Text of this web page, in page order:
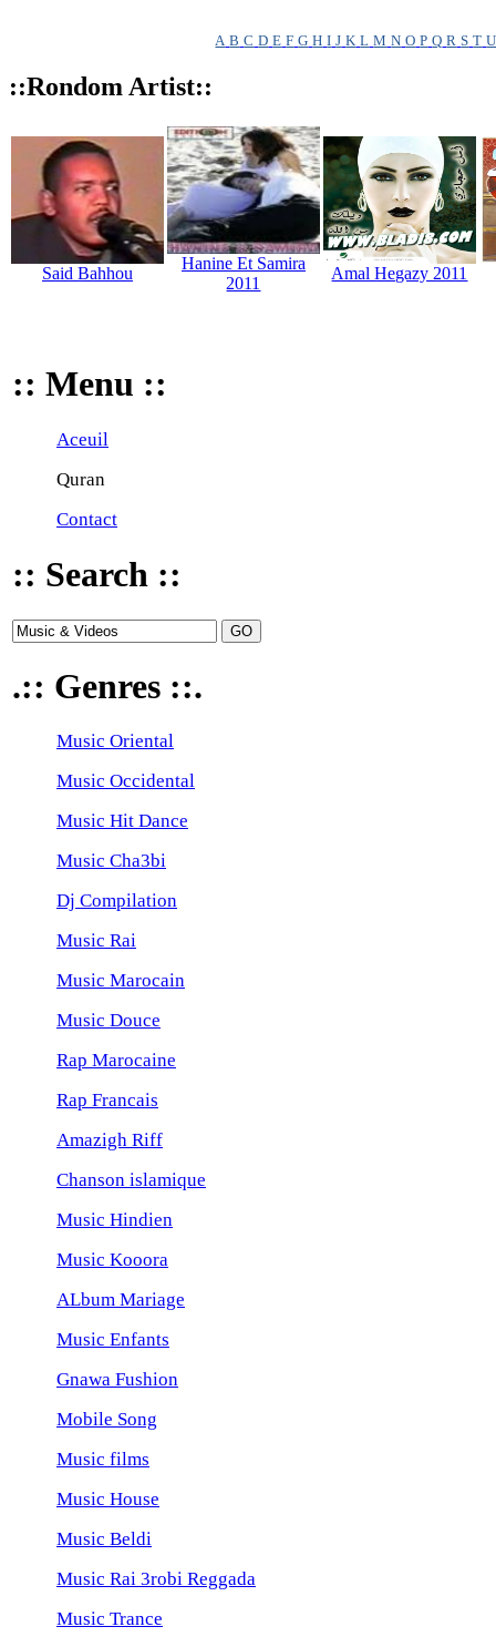
A B C D E F G H I J K L M N O P Q R S T U
::Rondom Artist::
Said Bahhou
Hanine Et Samira
2011
Amal Hegazy 2011
:: Menu ::
Aceuil
Quran
Contact
:: Search ::
.:: Genres ::.
Music Oriental
Music Occidental
Music Hit Dance
Music Cha3bi
Dj Compilation
Music Rai
Music Marocain
Music Douce
Rap Marocaine
Rap Francais
Amazigh Riff
Chanson islamique
Music Hindien
Music Kooora
ALbum Mariage
Music Enfants
Gnawa Fushion
Mobile Song
Music films
Music House
Music Beldi
Music Rai 3robi Reggada
Music Trance